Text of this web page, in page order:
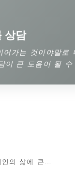
상담
가는 것이야말로
이 큰 도움이 될 수
의 삶에 큰…